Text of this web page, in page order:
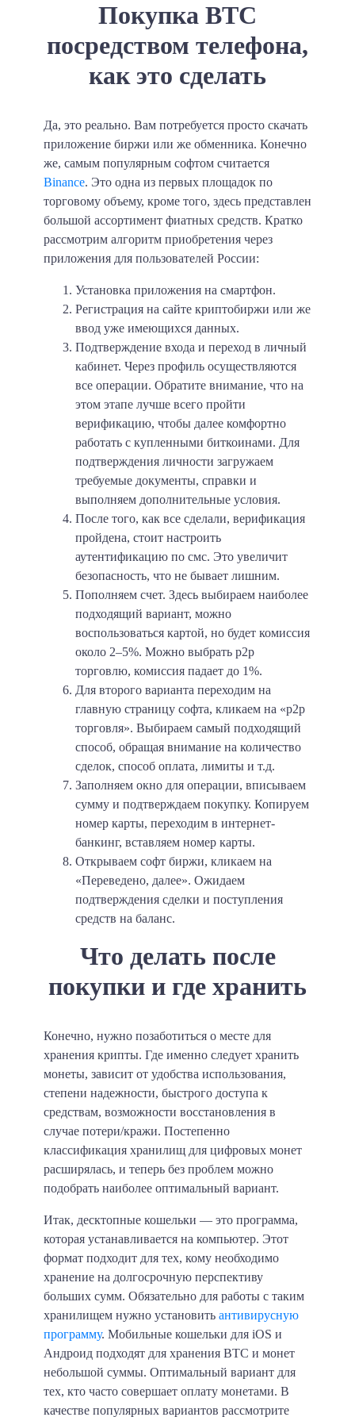
Покупка BTC
посредством телефона,
как это сделать
Да, это реально. Вам потребуется просто скачать
приложение биржи или же обменника. Конечно
же, самым популярным софтом считается
Binance. Это одна из первых площадок по
торговому объему, кроме того, здесь представлен
большой ассортимент фиатных средств. Кратко
рассмотрим алгоритм приобретения через
приложения для пользователей России:
Установка приложения на смартфон.
Регистрация на сайте криптобиржи или же
ввод уже имеющихся данных.
Подтверждение входа и переход в личный
кабинет. Через профиль осуществляются
все операции. Обратите внимание, что на
этом этапе лучше всего пройти
верификацию, чтобы далее комфортно
работать с купленными биткоинами. Для
подтверждения личности загружаем
требуемые документы, справки и
выполняем дополнительные условия.
После того, как все сделали, верификация
пройдена, стоит настроить
аутентификацию по смс. Это увеличит
безопасность, что не бывает лишним.
Пополняем счет. Здесь выбираем наиболее
подходящий вариант, можно
воспользоваться картой, но будет комиссия
около 2–5%. Можно выбрать p2p
торговлю, комиссия падает до 1%.
Для второго варианта переходим на
главную страницу софта, кликаем на «p2p
торговля». Выбираем самый подходящий
способ, обращая внимание на количество
сделок, способ оплата, лимиты и т.д.
Заполняем окно для операции, вписываем
сумму и подтверждаем покупку. Копируем
номер карты, переходим в интернет-
банкинг, вставляем номер карты.
Открываем софт биржи, кликаем на
«Переведено, далее». Ожидаем
подтверждения сделки и поступления
средств на баланс.
Что делать после
покупки и где хранить
Конечно, нужно позаботиться о месте для
хранения крипты. Где именно следует хранить
монеты, зависит от удобства использования,
степени надежности, быстрого доступа к
средствам, возможности восстановления в
случае потери/кражи. Постепенно
классификация хранилищ для цифровых монет
расширялась, и теперь без проблем можно
подобрать наиболее оптимальный вариант.
Итак, десктопные кошельки — это программа,
которая устанавливается на компьютер. Этот
формат подходит для тех, кому необходимо
хранение на долгосрочную перспективу
больших сумм. Обязательно для работы с таким
хранилищем нужно установить антивирусную
программу. Мобильные кошельки для iOS и
Андроид подходят для хранения BTC и монет
небольшой суммы. Оптимальный вариант для
тех, кто часто совершает оплату монетами. В
качестве популярных вариантов рассмотрите